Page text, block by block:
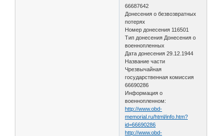
66687642
Донесения о безвозвратных
потерях
Номер донесения 116501
Тип донесения Донесения о
военнопленных
Дата донесения 29.12.1944
Название части
Чрезвычайная
государственная комиссия
66690286
Информация о
военнопленном:
http://www.obd-
memorial.ru/html/info.htm?
id=66690286
http://www.obd-